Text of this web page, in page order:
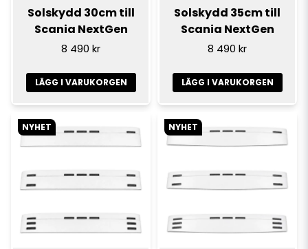
Solskydd 30cm till
Scania NextGen
8 490 kr
LÄGG I VARUKORGEN
Solskydd 35cm till
Scania NextGen
8 490 kr
LÄGG I VARUKORGEN
NYHET NYHET